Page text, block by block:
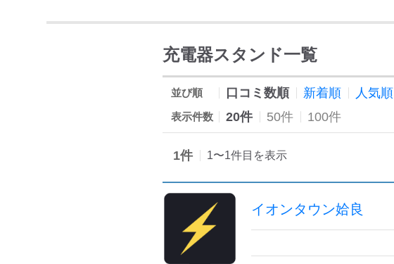
充電器スタンド一覧
並び順 口コミ数順 新着順 人気順
表示件数 20件 50件 100件
1件 1〜1件目を表示
イオンタウン姶良